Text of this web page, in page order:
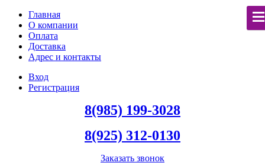
Главная
О компании
Оплата
Доставка
Адрес и контакты
Вход
Регистрация
8(985) 199-3028
8(925) 312-0130
Заказать звонок